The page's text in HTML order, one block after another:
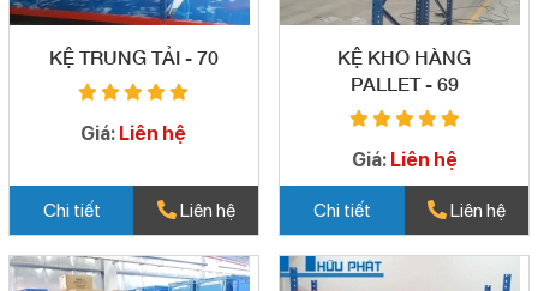
KỆ TRUNG TẢI - 70
Giá: Liên hệ
Chi tiết Liên hệ
KỆ KHO HÀNG
PALLET - 69
Giá: Liên hệ
Chi tiết Liên hệ